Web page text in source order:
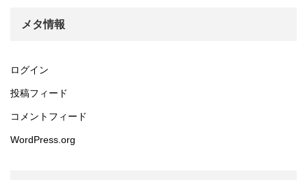
メタ情報
ログイン
投稿フィード
コメントフィード
WordPress.org